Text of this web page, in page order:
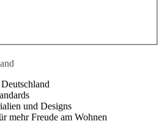
und Designs
mehr Freude am Wohnen